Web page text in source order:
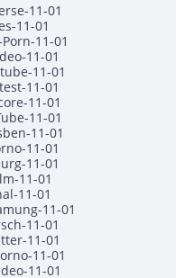
11-01
11-01
11-01
11-01
11-01
11-01
11-01
11-01
11-01
11-01
11-01
11-01
11-01
11-01
11-01
11-01
11-01
11-01